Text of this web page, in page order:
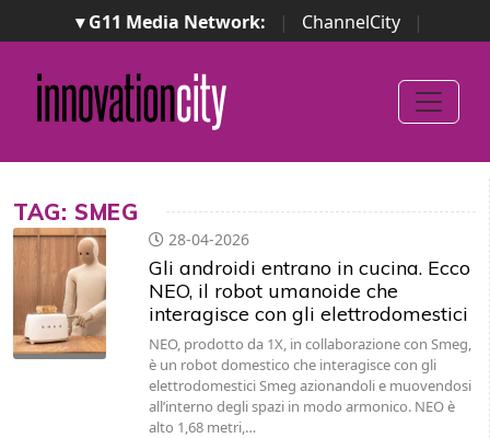
▾ G11 Media Network: | ChannelCity
|
ImpresaCity | SecurityOpenLab | Italian Channel
Awards
Italian Project Awards
Italian Security
Awards
TAG: SMEG
28-04-2026
Gli androidi entrano in cucina. Ecco
NEO, il robot umanoide che
interagisce con gli elettrodomestici
NEO, prodotto da 1X, in collaborazione con Smeg,
è un robot domestico che interagisce con gli
elettrodomestici Smeg azionandoli e muovendosi
all’interno degli spazi in modo armonico. NEO è
alto 1,68 metri,…